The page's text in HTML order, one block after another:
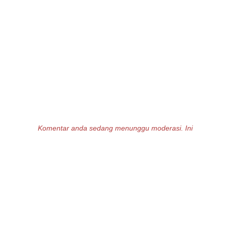
Komentar anda sedang menunggu moderasi. Ini